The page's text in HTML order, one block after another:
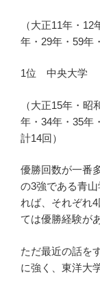
（大正11年・
年・29年・59年
1位 中央大学
（大正15年・
年・34年・35年
計14回）
優勝回数が一番
の3強である青
れば、それぞれ
ては優勝経験が
ただ最近の話を
に強く、東洋大